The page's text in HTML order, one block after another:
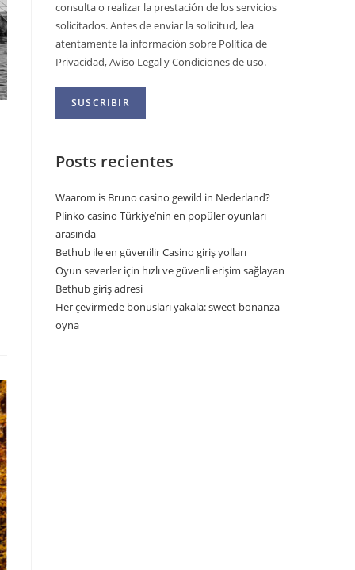
consulta o realizar la prestación de los servicios
solicitados. Antes de enviar la solicitud, lea
atentamente la información sobre Política de
Privacidad, Aviso Legal y Condiciones de uso.
Posts recientes
Waarom is Bruno casino gewild in Nederland?
Plinko casino Türkiye’nin en popüler oyunları
arasında
Bethub ile en güvenilir Casino giriş yolları
Oyun severler için hızlı ve güvenli erişim sağlayan
Bethub giriş adresi
Her çevirmede bonusları yakala: sweet bonanza
oyna